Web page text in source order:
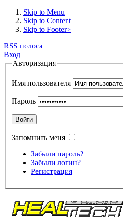
Skip to Menu
Skip to Content
Skip to Footer>
RSS полоса
Вход
Авторизация
Имя пользователя
Пароль
Войти
Запомнить меня
Забыли пароль?
Забыли логин?
Регистрация